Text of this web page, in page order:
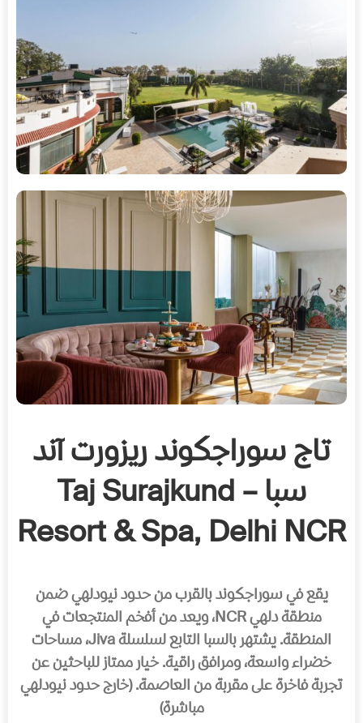
تاج سوراجكوند ريزورت آند
سبا – Taj Surajkund
Resort & Spa, Delhi NCR
يقع في سوراجكوند بالقرب من حدود نيودلهي ضمن
منطقة دلهي NCR، ويعد من أفخم المنتجعات في
المنطقة. يشتهر بالسبا التابع لسلسلة Jiva، مساحات
خضراء واسعة، ومرافق راقية. خيار ممتاز للباحثين عن
تجربة فاخرة على مقربة من العاصمة. (خارج حدود نيودلهي
مباشرة)